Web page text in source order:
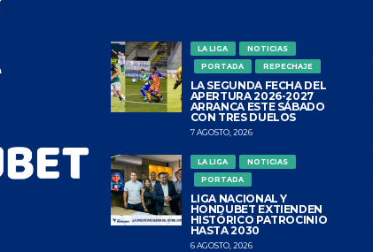
LA LIGA
NOTICIAS
PORTADA
REPECHAJE
LA SEGUNDA FECHA DEL
APERTURA 2026-2027
ARRANCA ESTE SÁBADO
CON TRES DUELOS
7 AGOSTO, 2026
LA LIGA
NOTICIAS
PORTADA
LIGA NACIONAL Y
HONDUBET EXTIENDEN
HISTÓRICO PATROCINIO
HASTA 2030
6 AGOSTO, 2026